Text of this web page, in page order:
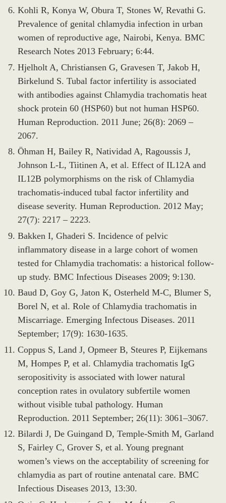
Kohli R, Konya W, Obura T, Stones W, Revathi G.
Prevalence of genital chlamydia infection in urban
women of reproductive age, Nairobi, Kenya. BMC
Research Notes 2013 February; 6:44.
Hjelholt A, Christiansen G, Gravesen T, Jakob H,
Birkelund S. Tubal factor infertility is associated
with antibodies against Chlamydia trachomatis heat
shock protein 60 (HSP60) but not human HSP60.
Human Reproduction. 2011 June; 26(8): 2069 –
2067.
Öhman H, Bailey R, Natividad A, Ragoussis J,
Johnson L-L, Tiitinen A, et al. Effect of IL12A and
IL12B polymorphisms on the risk of Chlamydia
trachomatis-induced tubal factor infertility and
disease severity. Human Reproduction. 2012 May;
27(7): 2217 – 2223.
Bakken I, Ghaderi S. Incidence of pelvic
inflammatory disease in a large cohort of women
tested for Chlamydia trachomatis: a historical follow-
up study. BMC Infectious Diseases 2009; 9:130.
Baud D, Goy G, Jaton K, Osterheld M-C, Blumer S,
Borel N, et al. Role of Chlamydia trachomatis in
Miscarriage. Emerging Infectous Diseases. 2011
September; 17(9): 1630-1635.
Coppus S, Land J, Opmeer B, Steures P, Eijkemans
M, Hompes P, et al. Chlamydia trachomatis IgG
seropositivity is associated with lower natural
conception rates in ovulatory subfertile women
without visible tubal pathology. Human
Reproduction. 2011 September; 26(11): 3061–3067.
Bilardi J, De Guingand D, Temple-Smith M, Garland
S, Fairley C, Grover S, et al. Young pregnant
women’s views on the acceptability of screening for
chlamydia as part of routine antenatal care. BMC
Infectious Diseases 2013, 13:30.